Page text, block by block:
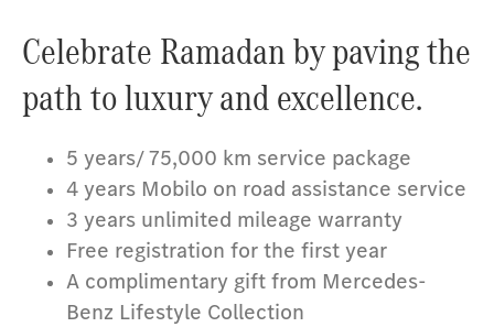
Celebrate Ramadan by paving the
path to luxury and excellence.
5 years/ 75,000 km service package
4 years Mobilo on road assistance service
3 years unlimited mileage warranty
Free registration for the first year
A complimentary gift from Mercedes-
Benz Lifestyle Collection